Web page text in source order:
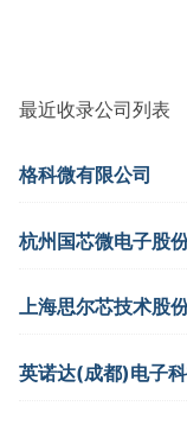
最近收录公司列表
格科微有限公司
杭州国芯微电子股
上海思尔芯技术股
英诺达(成都)电子